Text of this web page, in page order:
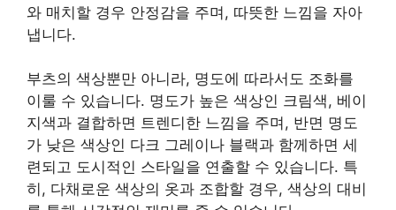
와 매치할 경우 안정감을 주며, 따뜻한 느낌을 자아
냅니다.
부츠의 색상뿐만 아니라, 명도에 따라서도 조화를
이룰 수 있습니다. 명도가 높은 색상인 크림색, 베이
지색과 결합하면 트렌디한 느낌을 주며, 반면 명도
가 낮은 색상인 다크 그레이나 블랙과 함께하면 세
련되고 도시적인 스타일을 연출할 수 있습니다. 특
히, 다채로운 색상의 옷과 조합할 경우, 색상의 대비